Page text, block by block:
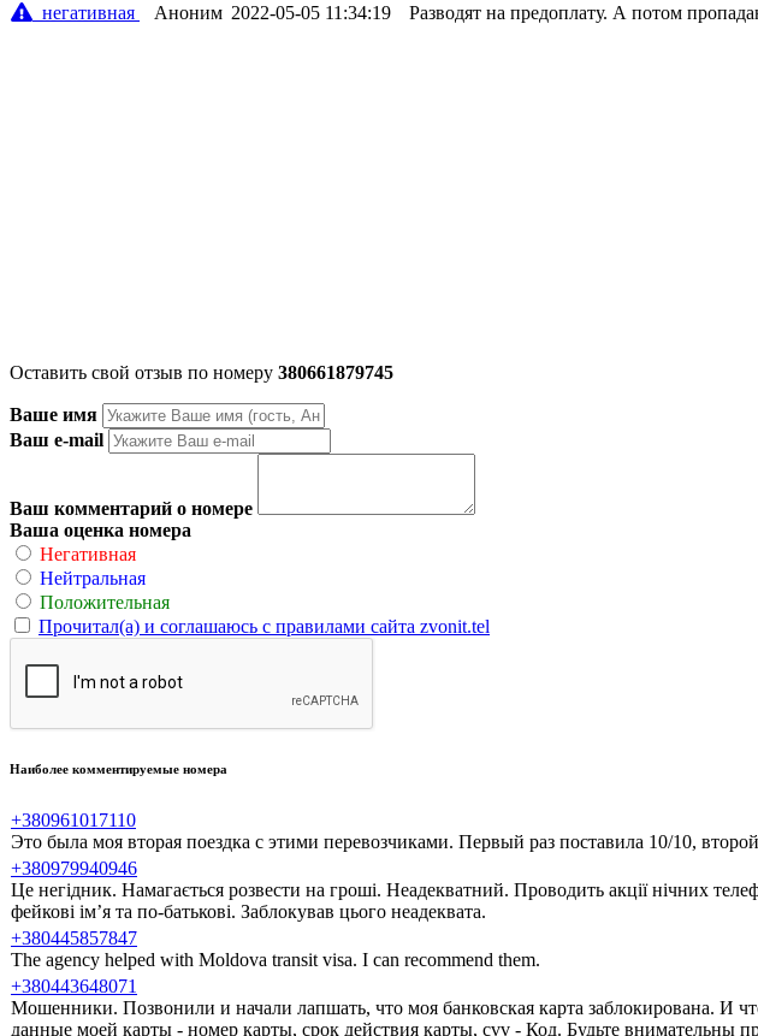
негативная
Аноним 2022-05-05 11:34:19 Разводят на предоплату. А потом
Оставить свой отзыв по номеру 380661879745
Ваше имя
Ваш e-mail
Ваш комментарий о номере
Ваша оценка номера
Негативная
Нейтральная
Положительная
Прочитал(а) и соглашаюсь с правилами сайта zvonit.tel
Наиболее комментируемые номера
+380961017110
Это была моя вторая поездка с этими перевозчиками. Первый раз поставила 10/10,
+380979940946
Це негідник. Намагається розвести на гроші. Неадекватний. Проводить акції нічних
фейкові ім’я та по-батькові. Заблокував цього неадеквата.
+380445857847
The agency helped with Moldova transit visa. I can recommend them.
+380443648071
Мошенники. Позвонили и начали лапшать, что моя банковская карта заблокирована. И
данные моей карты - номер карты, срок действия карты, cvv - Код. Будьте внимательны